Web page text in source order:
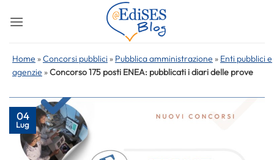
Home »Concorsi pubblici » Pubblica amministrazione » Enti pubblici e
agenzie »Concorso 175 posti ENEA: pubblicati i diari delle prove
04
Lug